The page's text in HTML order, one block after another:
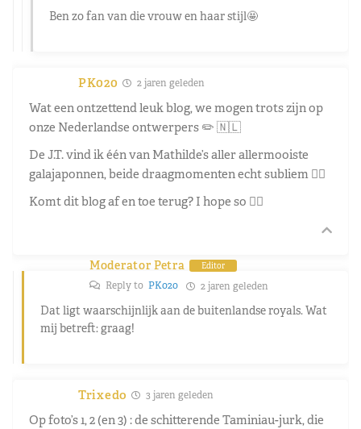
Ben zo fan van die vrouw en haar stijl🤩
PK020 2 jaren geleden
Wat een ontzettend leuk blog, we mogen trots zijn op
onze Nederlandse ontwerpers ✏️ 🇳🇱
De J.T. vind ik één van Mathilde’s aller allermooiste
galajaponnen, beide draagmomenten echt subliem 👌🏼
Komt dit blog af en toe terug? I hope so 👍🏼
Moderator Petra Editor
Reply to PK020 2 jaren geleden
Dat ligt waarschijnlijk aan de buitenlandse royals. Wat
mij betreft: graag!
Trixedo 3 jaren geleden
Op foto’s 1, 2 (en 3) : de schitterende Taminiau-jurk, die